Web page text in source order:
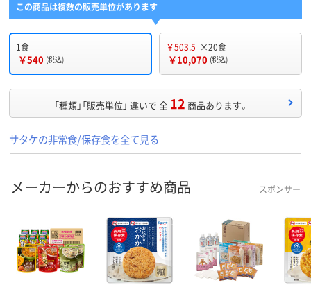
この商品は複数の販売単位があります
1食
￥540 (税込)
￥503.5 ×20食
￥10,070 (税込)
「種類」「販売単位」 違いで 全 12 商品あります。
サタケの非常食/保存食を全て見る
メーカーからのおすすめ商品 スポンサー